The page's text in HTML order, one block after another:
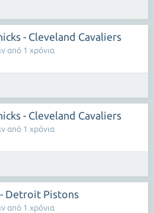
- Cleveland Cavaliers
από 1 χρόνια
- Cleveland Cavaliers
από 1 χρόνια
Detroit Pistons
από 1 χρόνια